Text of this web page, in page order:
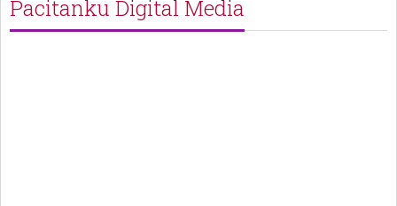
Pacitanku Digital Media